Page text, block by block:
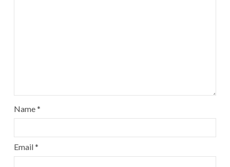
Name*
Email*